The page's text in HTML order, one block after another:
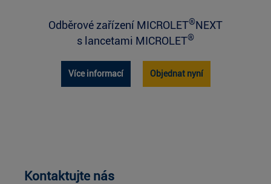
Odběrové zařízení MICROLET®NEXT
s lancetami MICROLET®
Více informací Objednat nyní
Kontaktujte nás